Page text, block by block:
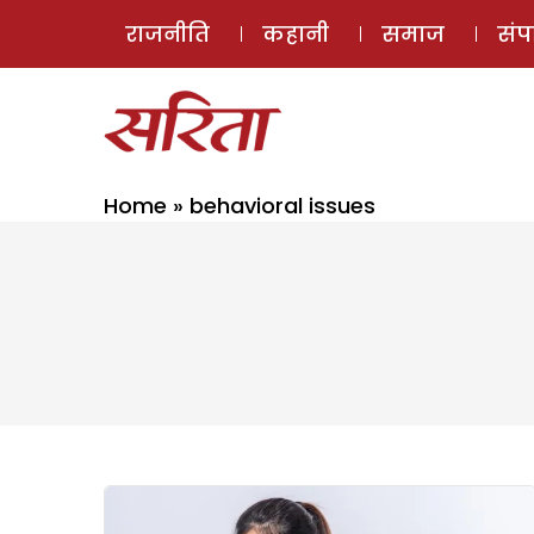
राजनीति कहानी समाज
Home » behavioral issues